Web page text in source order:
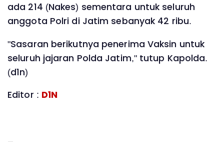
ada 214 (Nakes) sementara untuk seluruh
anggota Polri di Jatim sebanyak 42 ribu.
"Sasaran berikutnya penerima Vaksin untuk
seluruh jajaran Polda Jatim," tutup Kapolda.
(d1n)
Editor : D1N